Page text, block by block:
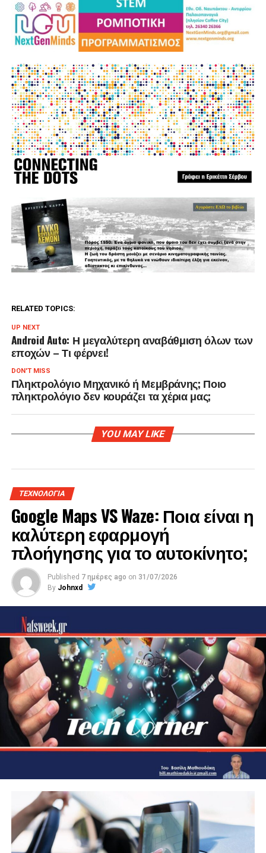
RELATED TOPICS:
UP NEXT
Android Auto: Η μεγαλύτερη αναβάθμιση όλων των
εποχών – Τι φέρνει!
DON'T MISS
Πληκτρολόγιο Μηχανικό ή Μεμβράνης; Ποιο
πληκτρολόγιο δεν κουράζει τα χέρια μας;
YOU MAY LIKE
ΤΕΧΝΟΛΟΓΙΑ
Google Maps VS Waze: Ποια είναι η
καλύτερη εφαρμογή
πλοήγησης για το αυτοκίνητο;
Published 7 ημέρες ago on 31/07/2026
By Johnxd